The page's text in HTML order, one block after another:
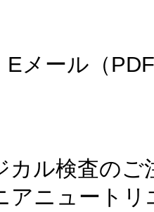
Eメール（
ジカル検査
アニュート